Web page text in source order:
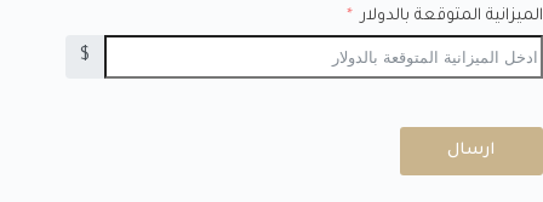
الميزانية المتوقعة بالدولار
$
ارسال